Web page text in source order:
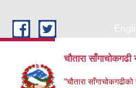
चौतारा साँगाचोकगढी
"चौतारा